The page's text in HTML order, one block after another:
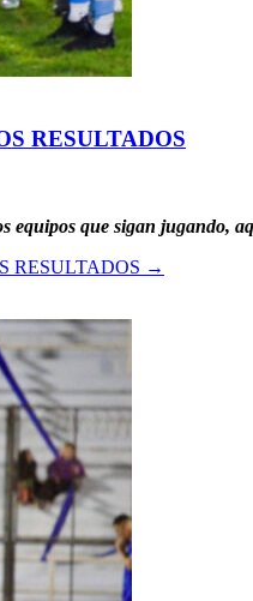
RESULTADOS
que sigan jugando,
RESULTADOS →